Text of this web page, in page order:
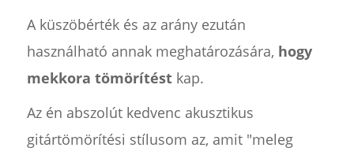
A küszöbérték és az arány ezután
használható annak meghatározására, hogy
mekkora tömörítéstkap.
Az én abszolút kedvenc akusztikus
gitártömörítési stílusom az, amit "meleg